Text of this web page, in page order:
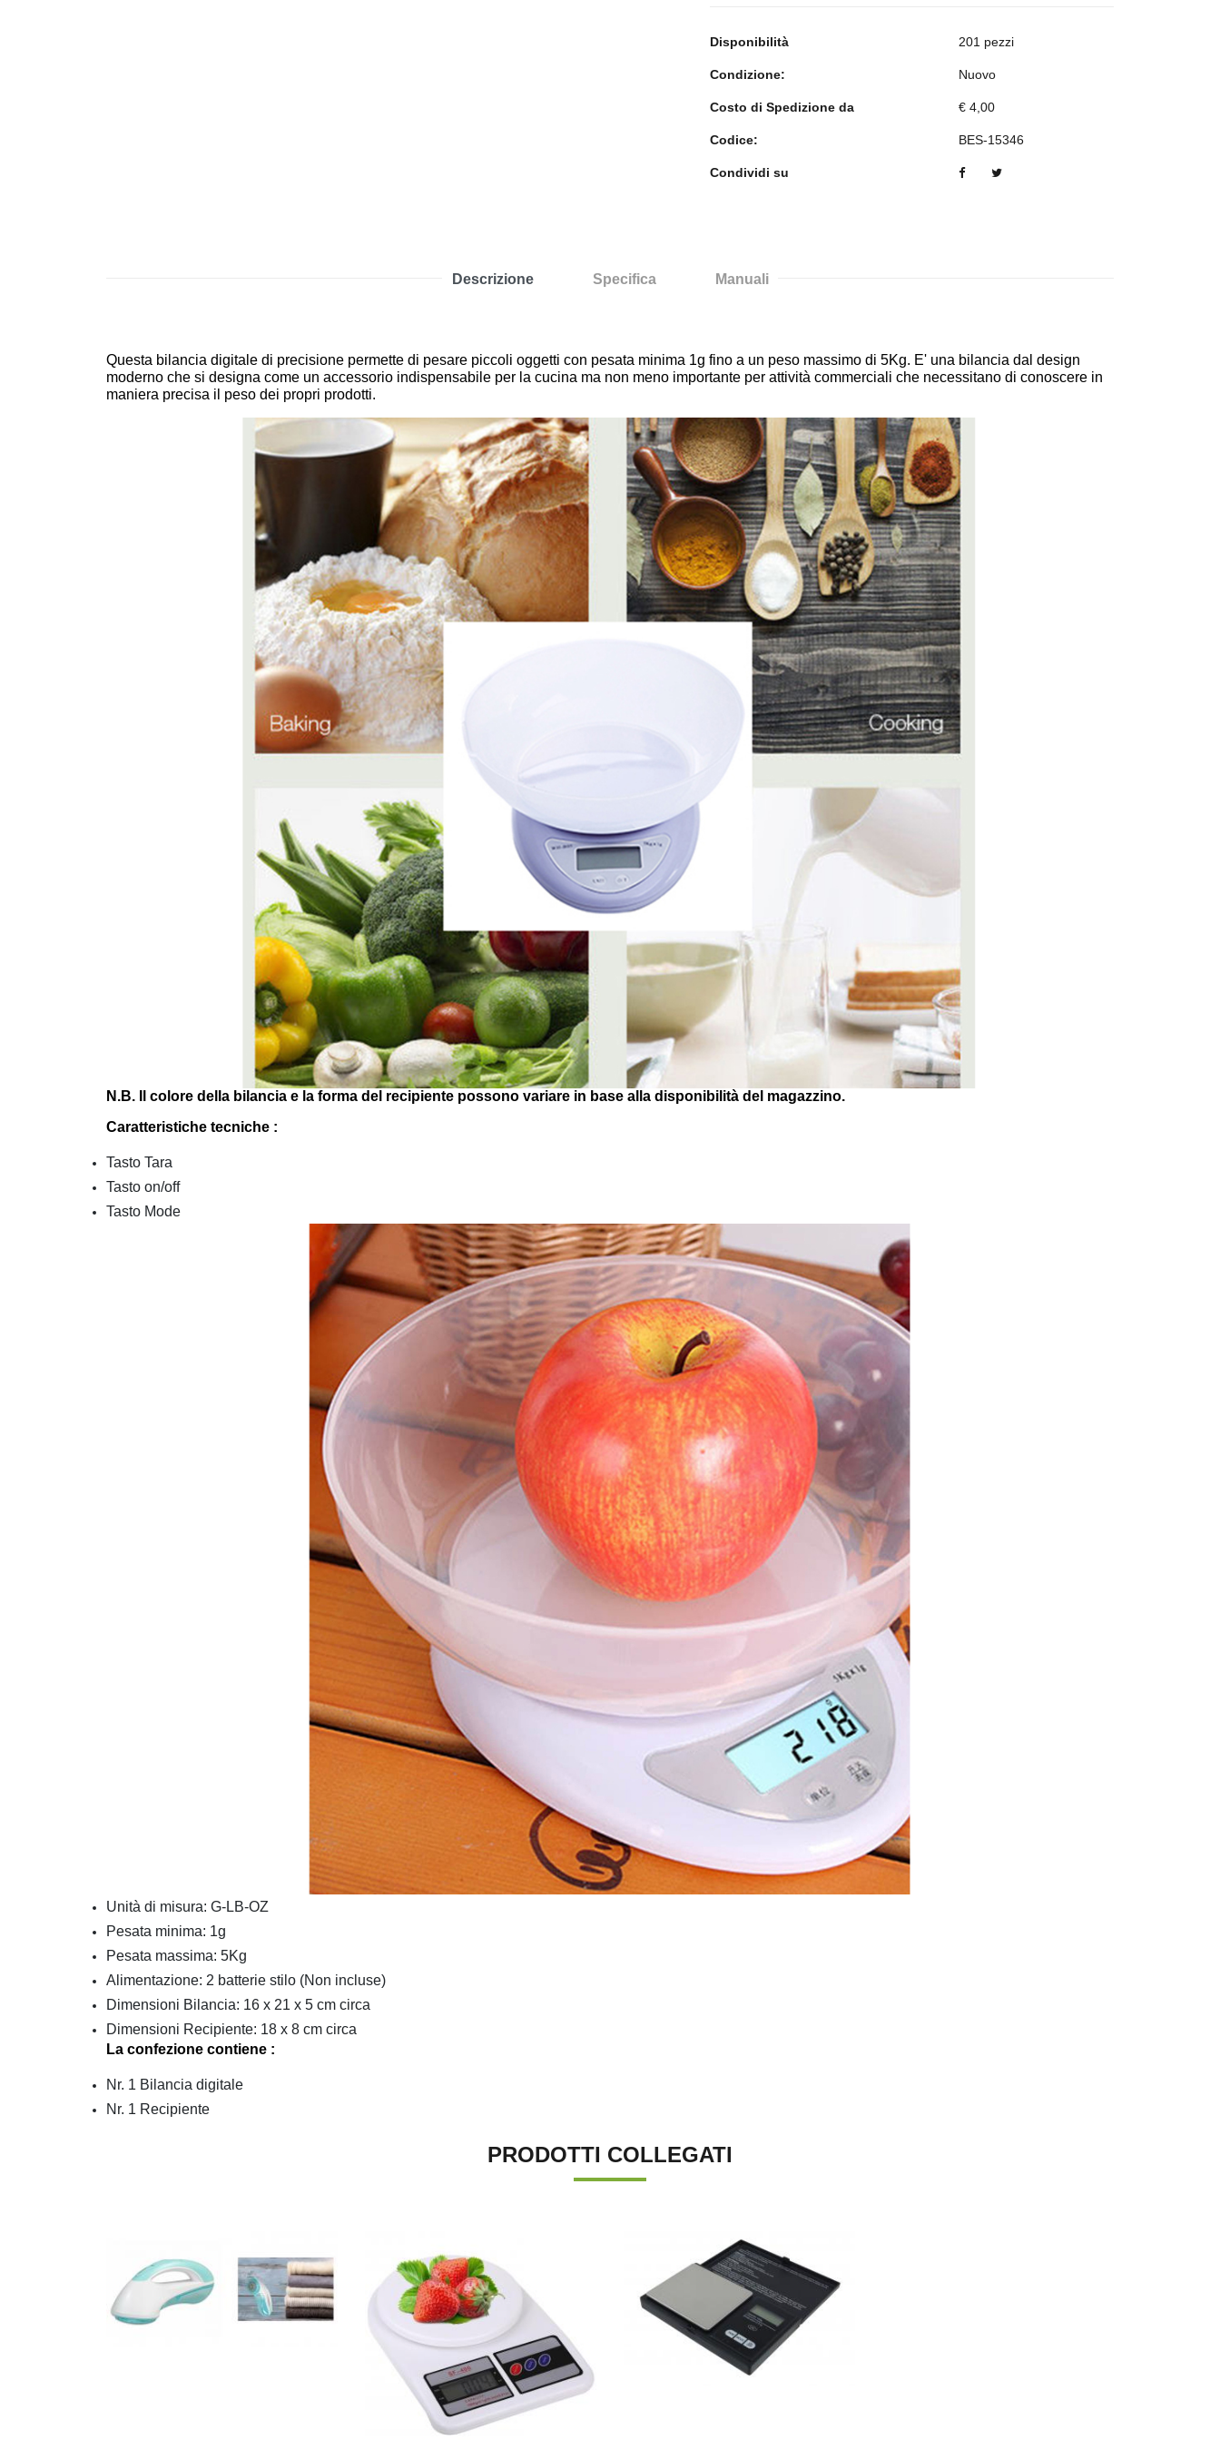
Disponibilità 201 pezzi
Condizione: Nuovo
Costo di Spedizione da € 4,00
Codice: BES-15346
Condividi su
Descrizione Specifica Manuali
Questa bilancia digitale di precisione permette di pesare piccoli oggetti con pesata minima 1g fino a un peso massimo di 5Kg. E' una bilancia dal design
moderno che si designa come un accessorio indispensabile per la cucina ma non meno importante per attività commerciali che necessitano di conoscere in
maniera precisa il peso dei propri prodotti.
N.B. Il colore della bilancia e la forma del recipiente possono variare in base alla disponibilità del magazzino.
Caratteristiche tecniche :
Tasto Tara
Tasto on/off
Tasto Mode
Unità di misura: G-LB-OZ
Pesata minima: 1g
Pesata massima: 5Kg
Alimentazione: 2 batterie stilo (Non incluse)
Dimensioni Bilancia: 16 x 21 x 5 cm circa
Dimensioni Recipiente: 18 x 8 cm circa
La confezione contiene :
Nr. 1 Bilancia digitale
Nr. 1 Recipiente
PRODOTTI COLLEGATI